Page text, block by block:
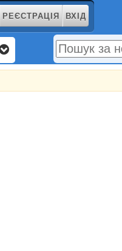
РЕЄСТРАЦІЯ ВХІД